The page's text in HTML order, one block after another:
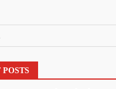
POSTS